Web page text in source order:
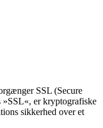
SSL (Secure
»SSL«, er kryptografiske
sikkerhed over et